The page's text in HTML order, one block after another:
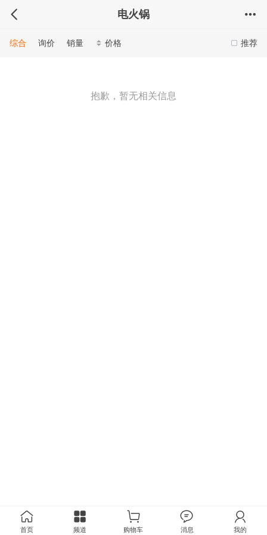
电火锅
推荐
综合 询价 销量 价格
抱歉，暂无相关信息
首页 频道 购物车 消息 我的